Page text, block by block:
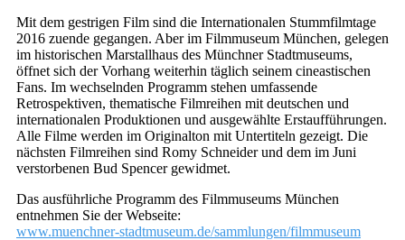
Mit dem gestrigen Film sind die Internationalen Stummfilmtage
2016 zuende gegangen. Aber im Filmmuseum München, gelegen
im historischen Marstallhaus des Münchner Stadtmuseums,
öffnet sich der Vorhang weiterhin täglich seinem cineastischen
Fans. Im wechselnden Programm stehen umfassende
Retrospektiven, thematische Filmreihen mit deutschen und
internationalen Produktionen und ausgewählte Erstaufführungen.
Alle Filme werden im Originalton mit Untertiteln gezeigt. Die
nächsten Filmreihen sind Romy Schneider und dem im Juni
verstorbenen Bud Spencer gewidmet.
Das ausführliche Programm des Filmmuseums München
entnehmen Sie der Webseite:
www.muenchner-stadtmuseum.de/sammlungen/filmmuseum